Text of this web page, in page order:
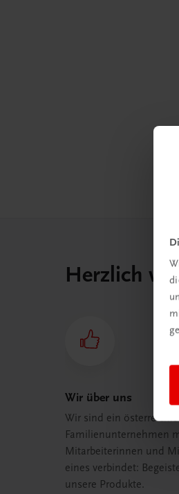
Herzlich
Wir über uns
Wir sind ein
Familienunternehmen
Mitarbeiterinnen und
eines verbindet:
unsere Produkte.